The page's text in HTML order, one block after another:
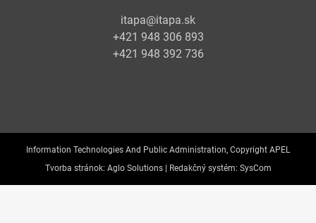
itapa@itapa.sk
+421 948 306 893
+421 948 392 736
Information Technologies And Public Administration, Copyright APEL
Tvorba stránok: Aglo Solutions | Redakčný systém: SysCom